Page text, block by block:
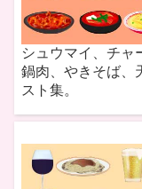
シュウマイ、チャ
鍋肉、やきそば、
スト集。